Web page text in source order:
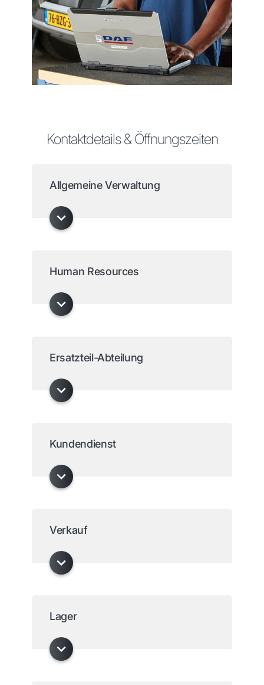
Kontaktdetails & Öffnungszeiten
Allgemeine Verwaltung
Human Resources
Ersatzteil-Abteilung
Kundendienst
Verkauf
Lager